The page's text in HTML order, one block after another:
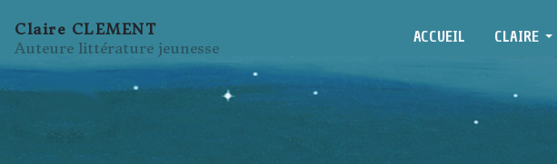
Claire CLEMENT
Auteure littérature jeunesse
ACCUEIL CLAIRE